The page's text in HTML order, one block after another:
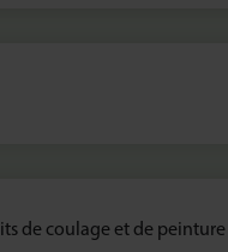
de coulage et de peinture